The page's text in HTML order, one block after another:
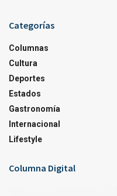
Categorías
Columnas
Cultura
Deportes
Estados
Gastronomía
Internacional
Lifestyle
Columna Digital